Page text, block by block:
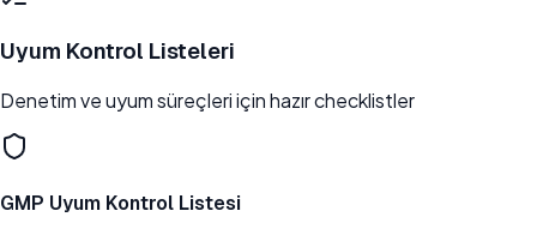
Uyum Kontrol Listeleri
Denetim ve uyum süreçleri için hazır checklistler
GMP Uyum Kontrol Listesi